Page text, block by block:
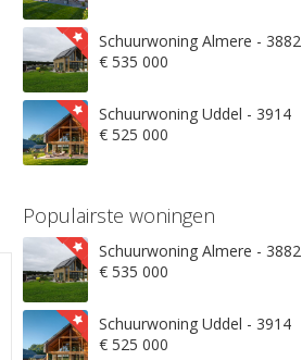
Schuurwoning Almere - 3882
€ 535 000
Schuurwoning Uddel - 3914
€ 525 000
Populairste woningen
Schuurwoning Almere - 3882
€ 535 000
Schuurwoning Uddel - 3914
€ 525 000